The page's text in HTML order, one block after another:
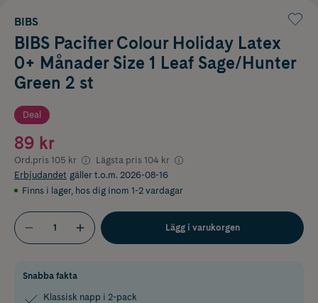
BIBS
BIBS Pacifier Colour Holiday Latex
0+ Månader Size 1 Leaf Sage/Hunter
Green 2 st
Deal
89 kr
Ord.pris 105 kr Lägsta pris 104 kr
Erbjudandet gäller t.o.m. 2026-08-16
Finns i lager, hos dig inom 1-2 vardagar
Lägg i varukorgen
Snabba fakta
Klassisk napp i 2-pack